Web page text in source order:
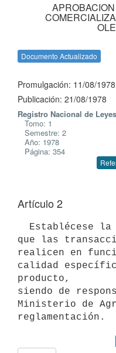
Documento Actualizado
Promulgación: 11/08/1978
Publicación: 21/08/1978
Registro Nacional de
Tomo: 1
Semestre: 2
Año: 1978
Página: 354
Artículo 2
que las
realicen en
calidad
producto,
siendo de
Ministerio de